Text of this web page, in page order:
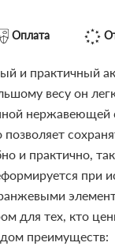
Оплата
и практичный
весу он
и практично,
при
для тех, кто
преимуществ: